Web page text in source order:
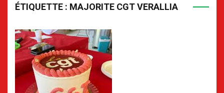
ÉTIQUETTE : MAJORITE CGT VERALLIA